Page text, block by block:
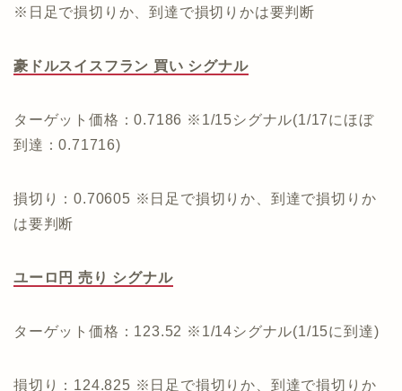
※日足で損切りか、到達で損切りかは要判断
豪ドルスイスフラン 買い シグナル
ターゲット価格：0.7186 ※1/15シグナル(1/17にほぼ
到達：0.71716)
損切り：0.70605 ※日足で損切りか、到達で損切りか
は要判断
ユーロ円 売り シグナル
ターゲット価格：123.52 ※1/14シグナル(1/15に到達)
損切り：124.825 ※日足で損切りか、到達で損切りか